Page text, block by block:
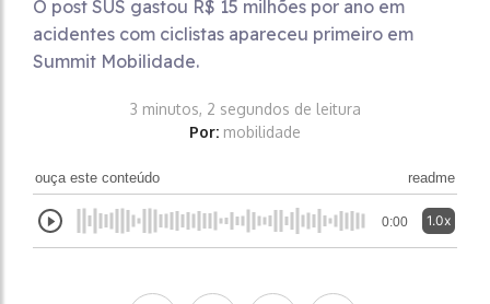
O post SUS gastou R$ 15 milhões por ano em
acidentes com ciclistas apareceu primeiro em
Summit Mobilidade.
3 minutos, 2 segundos de leitura
Por: mobilidade
ouça este conteúdo readme
0:00 1.0x